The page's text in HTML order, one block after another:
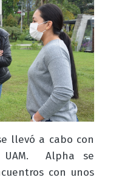
llevó a cabo con
UAM. Alpha se
con unos